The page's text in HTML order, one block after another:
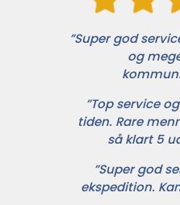
”Super god
og
”Top service
tiden. Rare
så klart 5
”Super god
ekspedition.